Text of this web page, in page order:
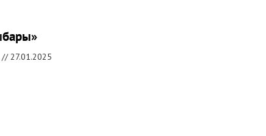
//27.01.2025